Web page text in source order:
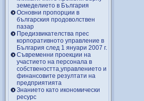
земеделието в България
Основни пропорции в
българския продоволствен
пазар
Предизвикателства прес
корпоративното управление в
България след 1 януари 2007 г.
Съвременни проекции на
участието на персонала в
собствеността,управлението и
финансовите резултати на
предприятията
Знанието като икономически
ресурс